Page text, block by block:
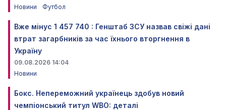
Новини
Футбол
Вже мінус 1 457 740 : Генштаб ЗСУ назвав свіжі дані
втрат загарбників за час їхнього вторгнення в
Україну
09.08.2026 14:04
Новини
Бокс. Непереможний українець здобув новий
чемпіонський титул WBO: деталі